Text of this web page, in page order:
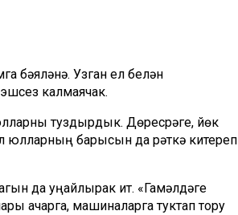
бәяләнә. Узган ел белән
калмаячак.
туздырдык. Дөресрәге, йөк
юлларның барысын да рәткә китереп
да уңайлырак итү. «Гамәлдәге
ачарга, машиналарга туктап тору